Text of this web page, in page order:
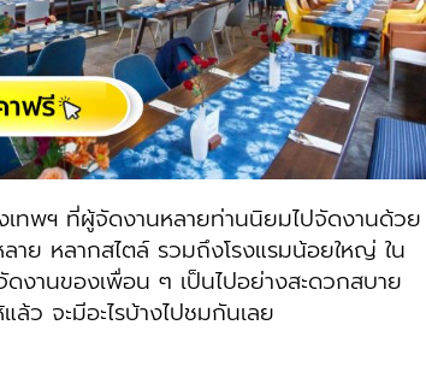
ฯ ที่ผู้จัดงานหลายท่านนิยมไปจัดงานด้วย
ย หลากสไตล์ รวมถึงโรงแรมน้อยใหญ่ ใน
ดงานของเพื่อน ๆ เป็นไปอย่างสะดวกสบาย
ว จะมีอะไรบ้างไปชมกันเลย